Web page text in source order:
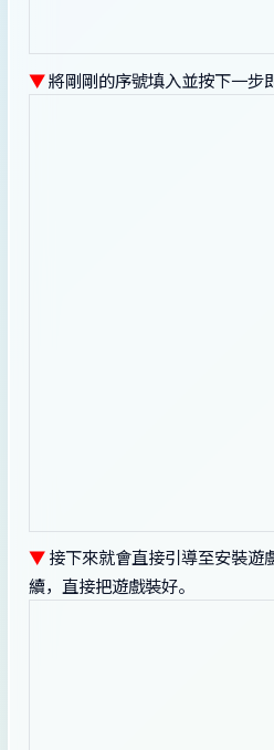
▼將剛剛的序號填入並按下一步
▼接下來就會直接引導至安裝遊
續，直接把遊戲裝好。